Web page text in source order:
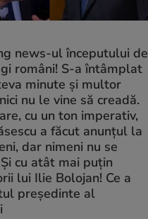
news-ul începutului de
români! S-a întâmplat
minute și multor
nu le vine să creadă.
cu un ton imperativ,
a făcut anunțul la
dar nimeni nu se
cu atât mai puțin
lui Ilie Bolojan! Ce a
președinte al